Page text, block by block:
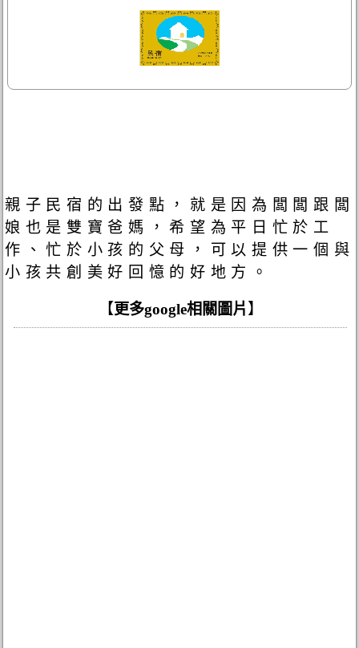
親子民宿的出發點，就是因為闆闆跟闆
娘也是雙寶爸媽，希望為平日忙於工
作、忙於小孩的父母，可以提供一個與
小孩共創美好回憶的好地方。
【更多google相關圖片】